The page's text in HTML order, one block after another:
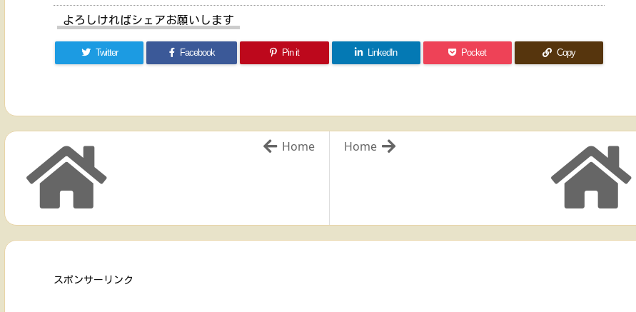
よろしければシェアお願いします
Twitter Facebook Pin it LinkedIn Pocket Copy
Home
Home
スポンサーリンク